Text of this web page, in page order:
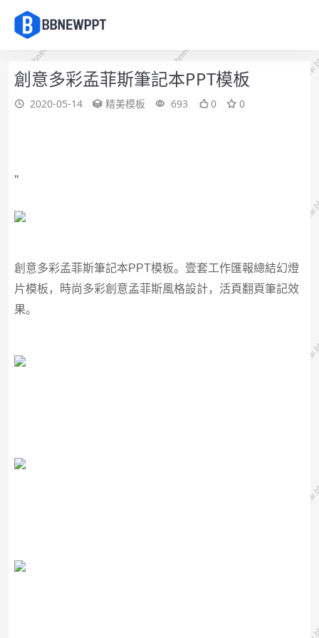
創意多彩孟菲斯筆記本PPT模板
2020-05-14 精美模板 693 0 0
"
創意多彩孟菲斯筆記本PPT模板。壹套工作匯報總結幻燈
片模板，時尚多彩創意孟菲斯風格設計，活頁翻頁筆記效
果。